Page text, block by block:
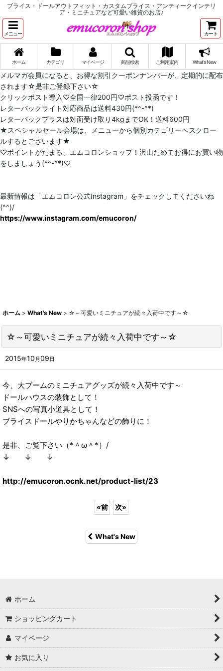
ブライス・ドールアウトフィット・カスタムブライス・アンティークインテリ
ア・ミニチュアなど可愛い雑貨のお店♪
メニュー カート
ホーム カテゴリ マイページ 商品検索 ご利用案内 What's New
メルマガ会員になると、お得な割引クーポンナンバーが、定期的に配布
されます☆是非ご登録下さい☆
クリックポスト導入♡全国一律200円♡ポスト投函です！
レターパックライト対応商品は送料430円(*^-^*)
レターパックプラスは対面受け取り4kgまでOK！送料600円
★スペシャルセール会場は、メニューから個別カテゴリーへスクロー
ルするとございます★
♡ポイントがたまる、エムコロンショップ！沢山ためてお得にお買い物
をしましょう(*^-^*)♡
最新情報は「エムコロン公式Instagram」をチェックしてくださいね
(^^)/
https://www.instagram.com/emucoron/
ホーム > What's New > ☆～可愛いミニチュアが続々入荷中です～☆
☆～可愛いミニチュアが続々入荷中です～☆
2015年10 月09日
今、大ブームのミニチュアグッズが続々入荷中です～
ドールハウスの装飾として！
SNSへの写真小道具として！
ブライスドールやりかちゃんなどの飾りに！
是非、ご覧下さい（*＾ω＾*）/
↓ ↓ ↓
http://emucoron.ocnk.net/product-list/23
«前 次»
What's New
ホーム
ショッピングカート
マイページ
お気に入り